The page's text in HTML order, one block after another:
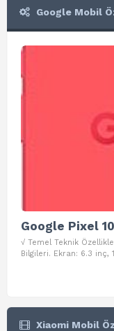
Google Mobil
Google Pixel
√ Temel Teknik
Bilgileri. Ekran: 6.3 inç,
Xiaomi Mobil